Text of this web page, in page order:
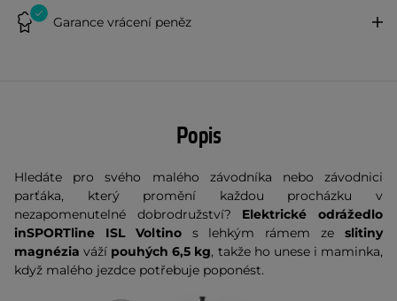
Garance vrácení peněz
Popis
Hledáte pro svého malého závodníka nebo závodnici
parťáka, který promění každou procházku v
nezapomenutelné dobrodružství? Elektrické odrážedlo
inSPORTline ISL Voltinos lehkým rámem ze slitiny
magnéziaváží pouhých 6,5 kg, takže ho unese i maminka,
když malého jezdce potřebuje poponést.